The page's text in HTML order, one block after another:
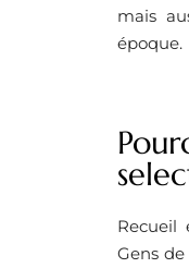
mais
époque.
Recueil
Gens